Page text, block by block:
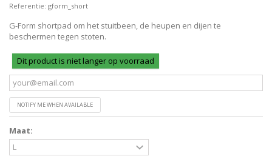
Referentie: gform_short
G-Form shortpad om het stuitbeen, de heupen en dijen te
beschermen tegen stoten.
Dit product is niet langer op voorraad
NOTIFY ME WHEN AVAILABLE
Maat: